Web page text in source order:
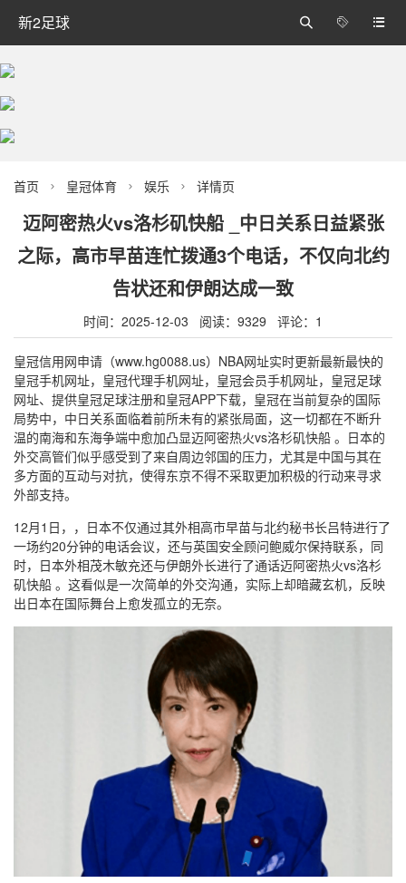
新2足球 


首页  皇冠体育  娱乐  详情页
迈阿密热火vs洛杉矶快船 _中日关系日益紧张
之际，高市早苗连忙拨通3个电话，不仅向北约
告状还和伊朗达成一致
时间：2025-12-03 阅读：9329 评论：1
皇冠信用网申请（www.hg0088.us）NBA网址实时更新最新最快的
皇冠手机网址，皇冠代理手机网址，皇冠会员手机网址，皇冠足球
网址、提供皇冠足球注册和皇冠APP下载，皇冠在当前复杂的国际
局势中，中日关系面临着前所未有的紧张局面，这一切都在不断升
温的南海和东海争端中愈加凸显迈阿密热火vs洛杉矶快船 。日本的
外交高管们似乎感受到了来自周边邻国的压力，尤其是中国与其在
多方面的互动与对抗，使得东京不得不采取更加积极的行动来寻求
外部支持。
12月1日，，日本不仅通过其外相高市早苗与北约秘书长吕特进行了
一场约20分钟的电话会议，还与英国安全顾问鲍威尔保持联系，同
时，日本外相茂木敏充还与伊朗外长进行了通话迈阿密热火vs洛杉
矶快船 。这看似是一次简单的外交沟通，实际上却暗藏玄机，反映
出日本在国际舞台上愈发孤立的无奈。